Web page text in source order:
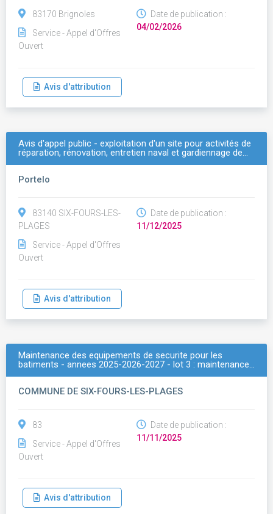
83170 Brignoles
Service - Appel d'Offres
Ouvert
Date de publication :
04/02/2026
Avis d'attribution
Avis d'appel public - exploitation d'un site pour activités de
réparation, rénovation, entretien naval et gardiennage de…
Portelo
83140 SIX-FOURS-LES-
PLAGES
Service - Appel d'Offres
Ouvert
Date de publication :
11/12/2025
Avis d'attribution
Maintenance des equipements de securite pour les
batiments - annees 2025-2026-2027 - lot 3 : maintenance…
COMMUNE DE SIX-FOURS-LES-PLAGES
83
Service - Appel d'Offres
Ouvert
Date de publication :
11/11/2025
Avis d'attribution